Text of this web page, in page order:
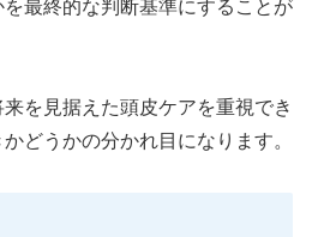
最終的な判断基準にすることが
を見据えた頭皮ケアを重視でき
どうかの分かれ目になります。